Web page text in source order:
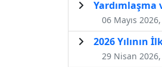
Yardımlaşma
06 Mayıs
2026 Yılının
29 Nisan